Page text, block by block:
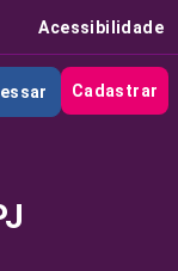
Acessibilidade
Cadastrar